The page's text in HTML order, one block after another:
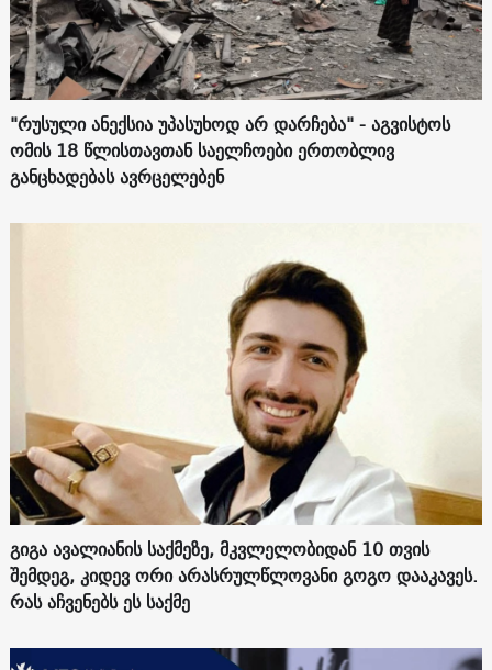
"რუსული ანექსია უპასუხოდ არ დარჩება" - აგვისტოს
ომის 18 წლისთავთან საელჩოები ერთობლივ
განცხადებას ავრცელებენ
გიგა ავალიანის საქმეზე, მკვლელობიდან 10 თვის
შემდეგ, კიდევ ორი არასრულწლოვანი გოგო დააკავეს.
რას აჩვენებს ეს საქმე